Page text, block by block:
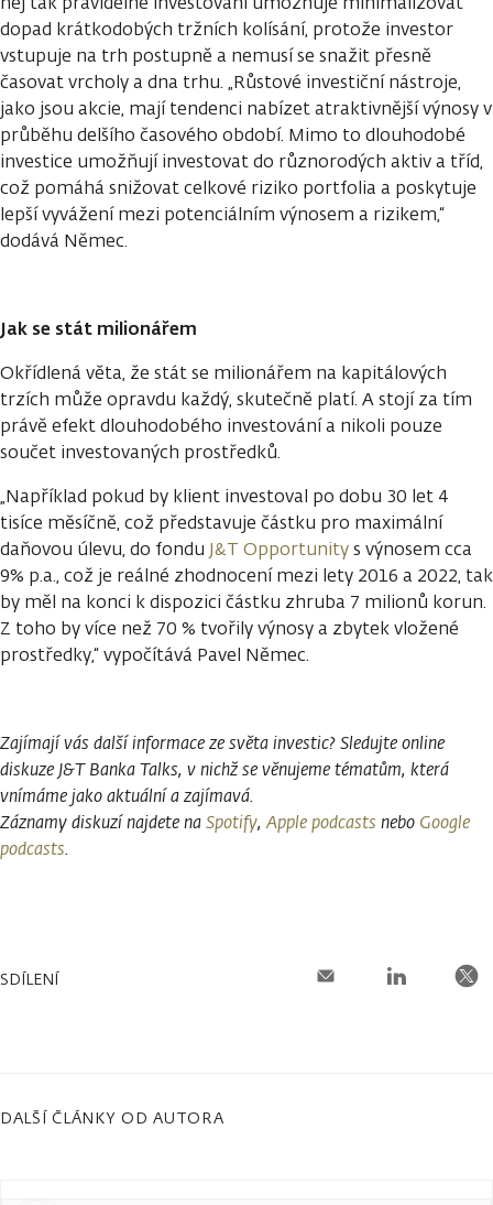
dopad krátkodobých tržních kolísání, protože investor
vstupuje na trh postupně a nemusí se snažit přesně
časovat vrcholy a dna trhu. „Růstové investiční nástroje,
jako jsou akcie, mají tendenci nabízet atraktivnější výnosy v
průběhu delšího časového období. Mimo to dlouhodobé
investice umožňují investovat do různorodých aktiv a tříd,
což pomáhá snižovat celkové riziko portfolia a poskytuje
lepší vyvážení mezi potenciálním výnosem a rizikem,“
dodává Němec.
Jak se stát milionářem
Okřídlená věta, že stát se milionářem na kapitálových
trzích může opravdu každý, skutečně platí. A stojí za tím
právě efekt dlouhodobého investování a nikoli pouze
součet investovaných prostředků.
„Například pokud by klient investoval po dobu 30 let 4
tisíce měsíčně, což představuje částku pro maximální
daňovou úlevu, do fondu J&T Opportunitys výnosem cca
9% p.a., což je reálné zhodnocení mezi lety 2016 a 2022, tak
by měl na konci k dispozici částku zhruba 7 milionů korun.
Z toho by více než 70 % tvořily výnosy a zbytek vložené
prostředky,“ vypočítává Pavel Němec.
Zajímají vás další informace ze světa investic? Sledujte online
diskuze J&T Banka Talks, v nichž se věnujeme tématům, která
vnímáme jako aktuální a zajímavá.
Záznamy diskuzí najdete naSpotify,Apple podcasts nebo Google
podcasts.
SDÍLENÍ
DALŠÍ ČLÁNKY OD AUTORA